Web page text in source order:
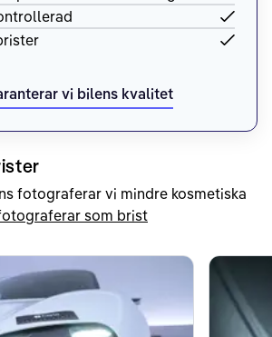
vi bilens kvalitet
fotograferar vi mindre kosmetiska
som brist